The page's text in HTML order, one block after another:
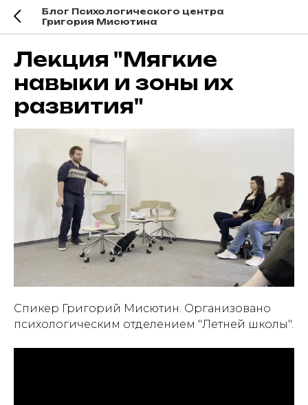
Блог Психологического центра
Григория Мисютина
Лекция "Мягкие
навыки и зоны их
развития"
Спикер Григорий Мисютин. Организовано
психологическим отделением "Летней школы".